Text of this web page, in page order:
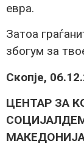
евра.
Затоа
збогум за
Скопје,
ЦЕНТАР ЗА